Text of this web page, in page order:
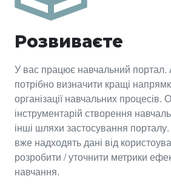
Розвиваєте
У вас працює навчальний портал.
потрібно визначити кращі
організації навчальних процесів.
інструментарій створення
інші шляхи застосування
вже надходять дані від
розробити / уточнити метрики
навчання.